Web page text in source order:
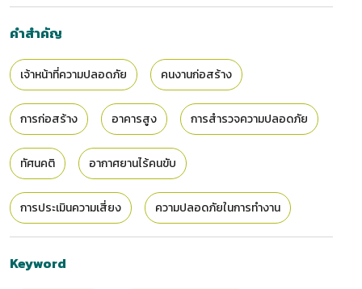
คำสำคัญ
เจ้าหน้าที่ความปลอดภัย คนงานก่อสร้าง
การก่อสร้าง อาคารสูง การสำรวจความปลอดภัย
ทัศนคติ อากาศยานไร้คนขับ
การประเมินความเสี่ยง ความปลอดภัยในการทำงาน
Keyword